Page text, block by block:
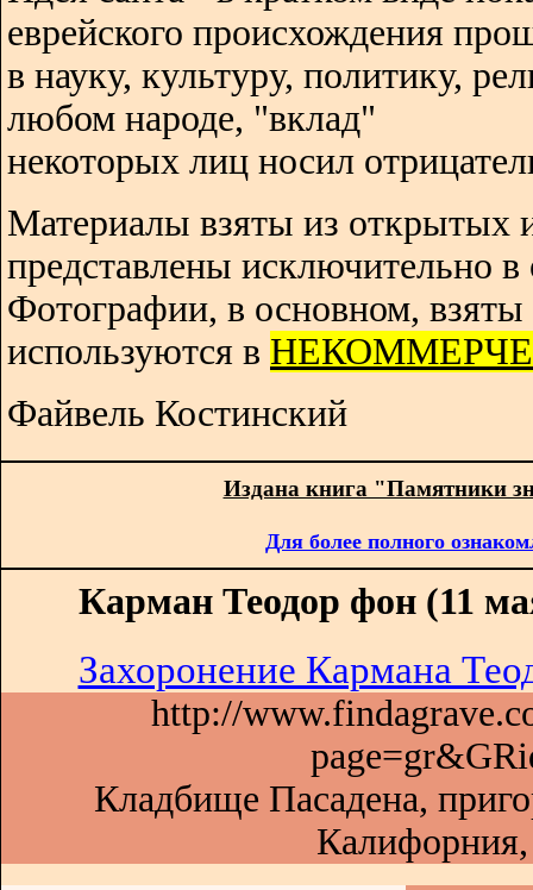
еврейского происхождения
в науку, культуру, политику,
любом народе, "вклад"
некоторых лиц носил
Материалы взяты из открытых
представлены исключительно
Фотографии, в основном, взяты
используются в
Файвель Костинский
Издана книга "Памятники
Для более полного
Карман Теодор фон (11
Захоронение Кармана
http://
Кладбище Пасадена,